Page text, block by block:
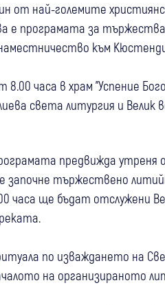
от най-големите
е програмата за
към
8.00 часа в храм "Успение
света литургия и Велик
предвижда
започне тържествено
часа ще бъдат отслужени
по изваждането на
на организираното